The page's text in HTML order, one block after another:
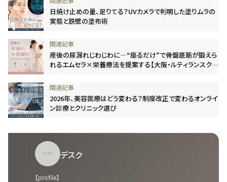
日焼け止めの量、足りてる？UVカメラで判明した塗りムラの
実態と鉄壁の塗布術
産後の尿漏れじわじわに―“座るだけ”で骨盤底筋が鍛えら
れるエムセラ×栄養療法を提案する【大阪・ルティランスクリ
2026年、美容医療はどう変わる？制度改正で変わるオンライ
ン診療とクリニック選び
デスク
【profile】